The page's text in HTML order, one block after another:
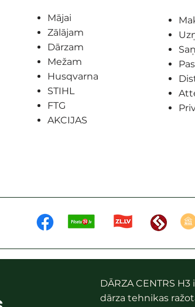
Mājai
Zālājam
Dārzam
Mežam
Husqvarna
STIHL
FTG
AKCIJAS
DĀRZA CENTRS
dārza tehnikas